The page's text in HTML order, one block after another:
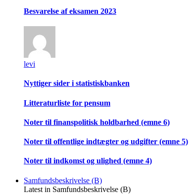
Besvarelse af eksamen 2023
levi
Nyttiger sider i statistiskbanken
Litteraturliste for pensum
Noter til finanspolitisk holdbarhed (emne 6)
Noter til offentlige indtægter og udgifter (emne 5)
Noter til indkomst og ulighed (emne 4)
Samfundsbeskrivelse (B)
Latest in Samfundsbeskrivelse (B)